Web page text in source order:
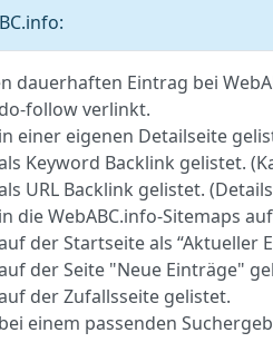
dauerhaften Eintrag bei
follow verlinkt.
einer eigenen Detailseite
Keyword Backlink gelistet.
URL Backlink gelistet.
die WebABC.info-Sitemaps
der Startseite als “Aktueller
der Seite "Neue Einträge"
der Zufallsseite gelistet.
einem passenden